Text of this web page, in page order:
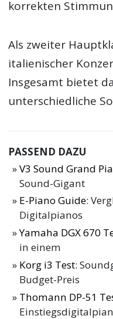
korrekten
Als zweiter
italienischer
Insgesamt bietet
unterschiedliche
PASSEND DAZU
V3 Sound Grand
Sound-Gigant
E-Piano Guide:
Digitalpianos
Yamaha DGX 670
in einem
Korg i3 Test:
Budget-Preis
Thomann DP-51